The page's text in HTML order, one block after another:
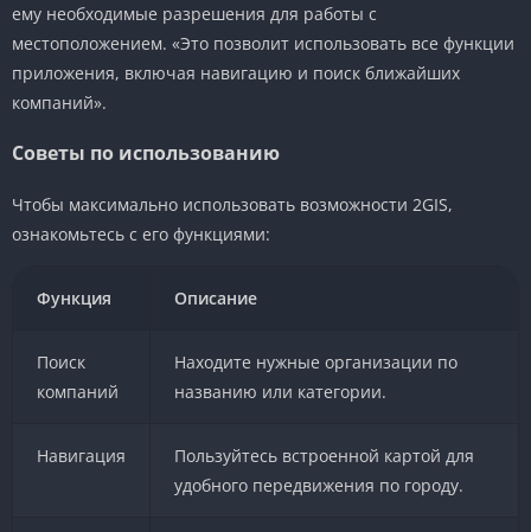
ему необходимые разрешения для работы с
местоположением. «Это позволит использовать все функции
приложения, включая навигацию и поиск ближайших
компаний».
Советы по использованию
Чтобы максимально использовать возможности 2GIS,
ознакомьтесь с его функциями:
Функция Описание
Поиск
компаний
Находите нужные организации по
названию или категории.
Навигация
Пользуйтесь встроенной картой для
удобного передвижения по городу.